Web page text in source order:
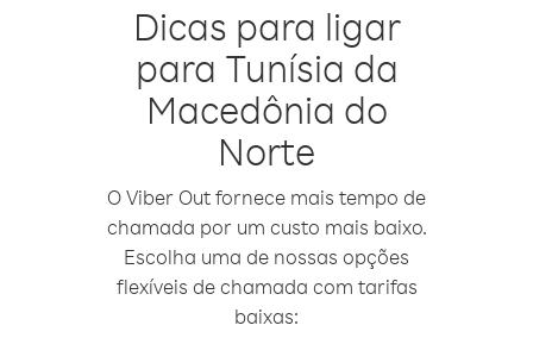
Dicas para ligar
para Tunísia da
Macedônia do
Norte
O Viber Out fornece mais tempo de
chamada por um custo mais baixo.
Escolha uma de nossas opções
flexíveis de chamada com tarifas
baixas: